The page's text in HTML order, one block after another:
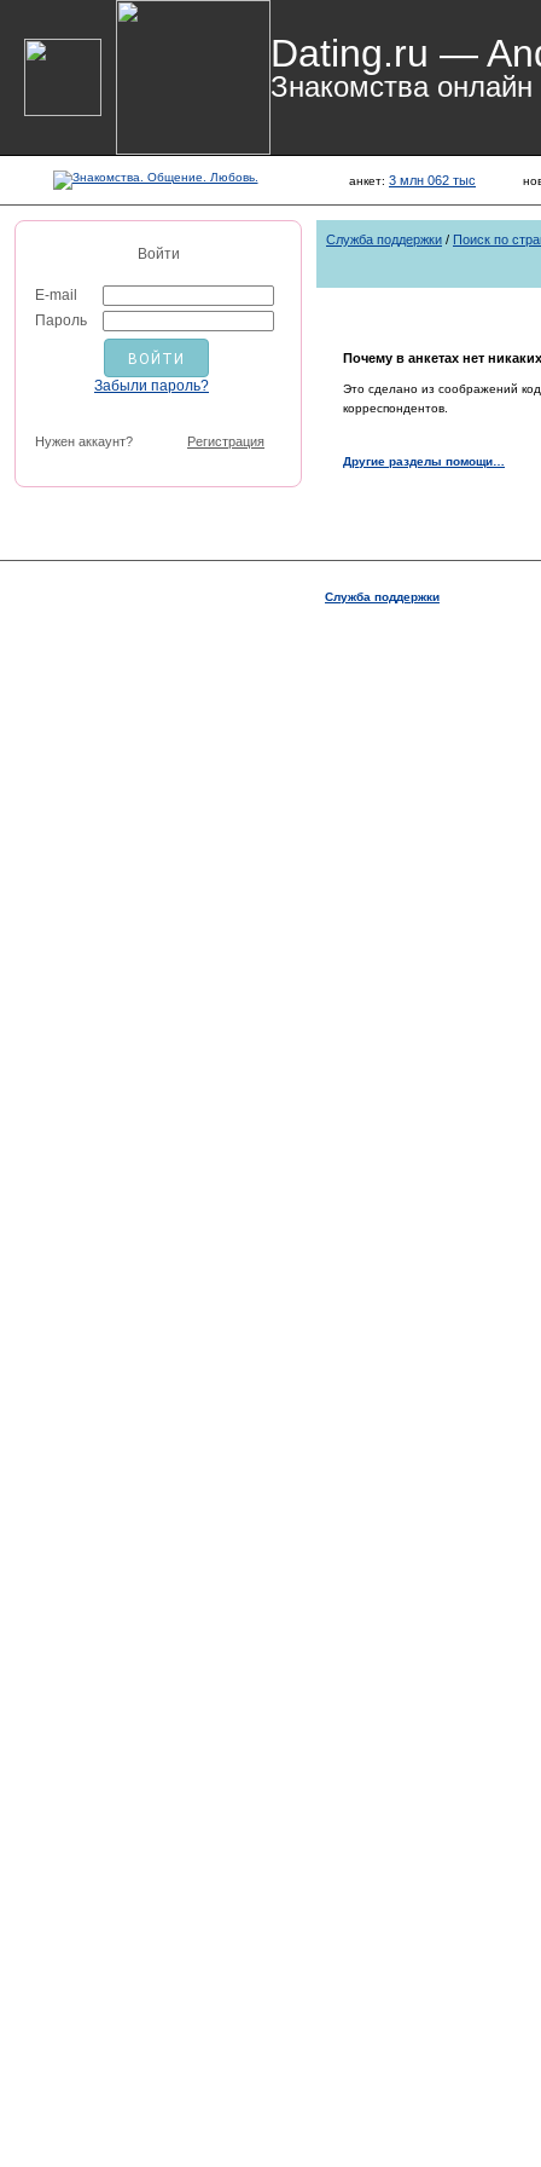
Dating.ru —
Знакомства онлайн
анкет: 3 млн 062 тыс
Войти
E-mail
Пароль
Забыли пароль?
Нужен аккаунт? Регистрация
Служба поддержки / Поиск по
Почему в анкетах нет
Это сделано из соображений
корреспондентов.
Другие разделы помощи…
Служба поддержки